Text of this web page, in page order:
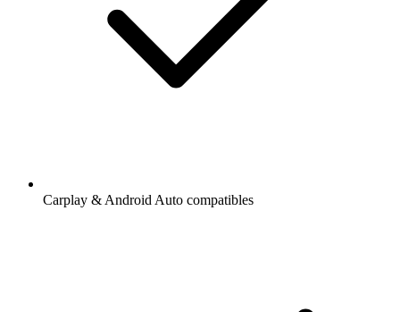
Carplay & Android Auto compatibles